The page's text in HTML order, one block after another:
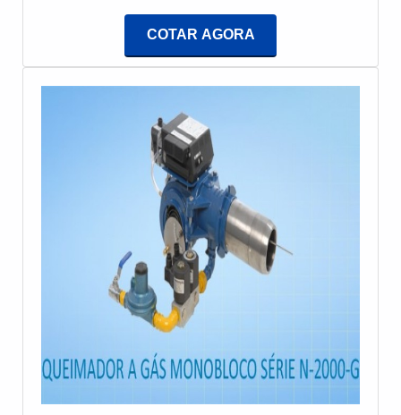
geração.GARANTIA DE QUALIDADE
COMPROVADASomente na E-Burner Combustão
opções de itens oferecidos, como cavalete de gás e
manutenção corretiva para queimadores.Isso se
deve ao fato de ser uma empresa comprometida com
seus serviços e uma empresa que preza pela
segurança, conquistas adquiridas porque investiu
em uma estrutura que hoje conta com escritório de
alta qualidade onde são realizadas as atividades e
sala de treinamento com materiais sofisticados. Tudo
isso, somado à performance de uma equipe com
formação e experiência internacional e
colaboradores hábeis na utilização de tecnologias
de ponta, garante uma entrega de excelência de
ponta a ponta.
indústria. Eles podem funcionar com diferentes tipos
de combustíveis, como gás natural, óleo e
biocombustíveis, e são essenciais para manter a
segurança e a performance dos equipamentos
COTAR AGORA